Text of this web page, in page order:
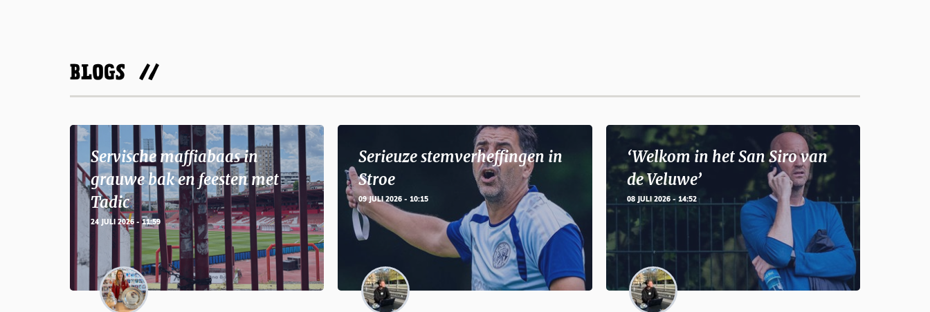
BLOGS
Servische maffiabaas in
grauwe bak en feesten met
Tadic
24 JULI 2026 - 11:59
Serieuze stemverheffingen in
Stroe
09 JULI 2026 - 10:15
‘Welkom in het San Siro van
de Veluwe’
08 JULI 2026 - 14:52